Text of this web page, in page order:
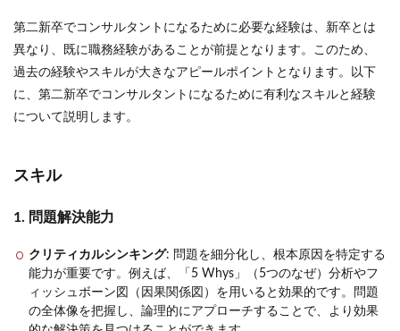
第二新卒でコンサルタントになるために必要な経験は、新卒とは
異なり、既に職務経験があることが前提となります。このため、
過去の経験やスキルが大きなアピールポイントとなります。以下
に、第二新卒でコンサルタントになるために有利なスキルと経験
について説明します。
スキル
1. 問題解決能力
クリティカルシンキング: 問題を細分化し、根本原因を特定する
能力が重要です。例えば、「5 Whys」（5つのなぜ）分析やフ
ィッシュボーン図（因果関係図）を用いると効果的です。問題
の全体像を把握し、論理的にアプローチすることで、より効果